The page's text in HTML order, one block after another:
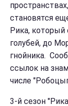
становятся
Рика,
голубей, до
гнойника.
ссылок на
числе
3-й сезон